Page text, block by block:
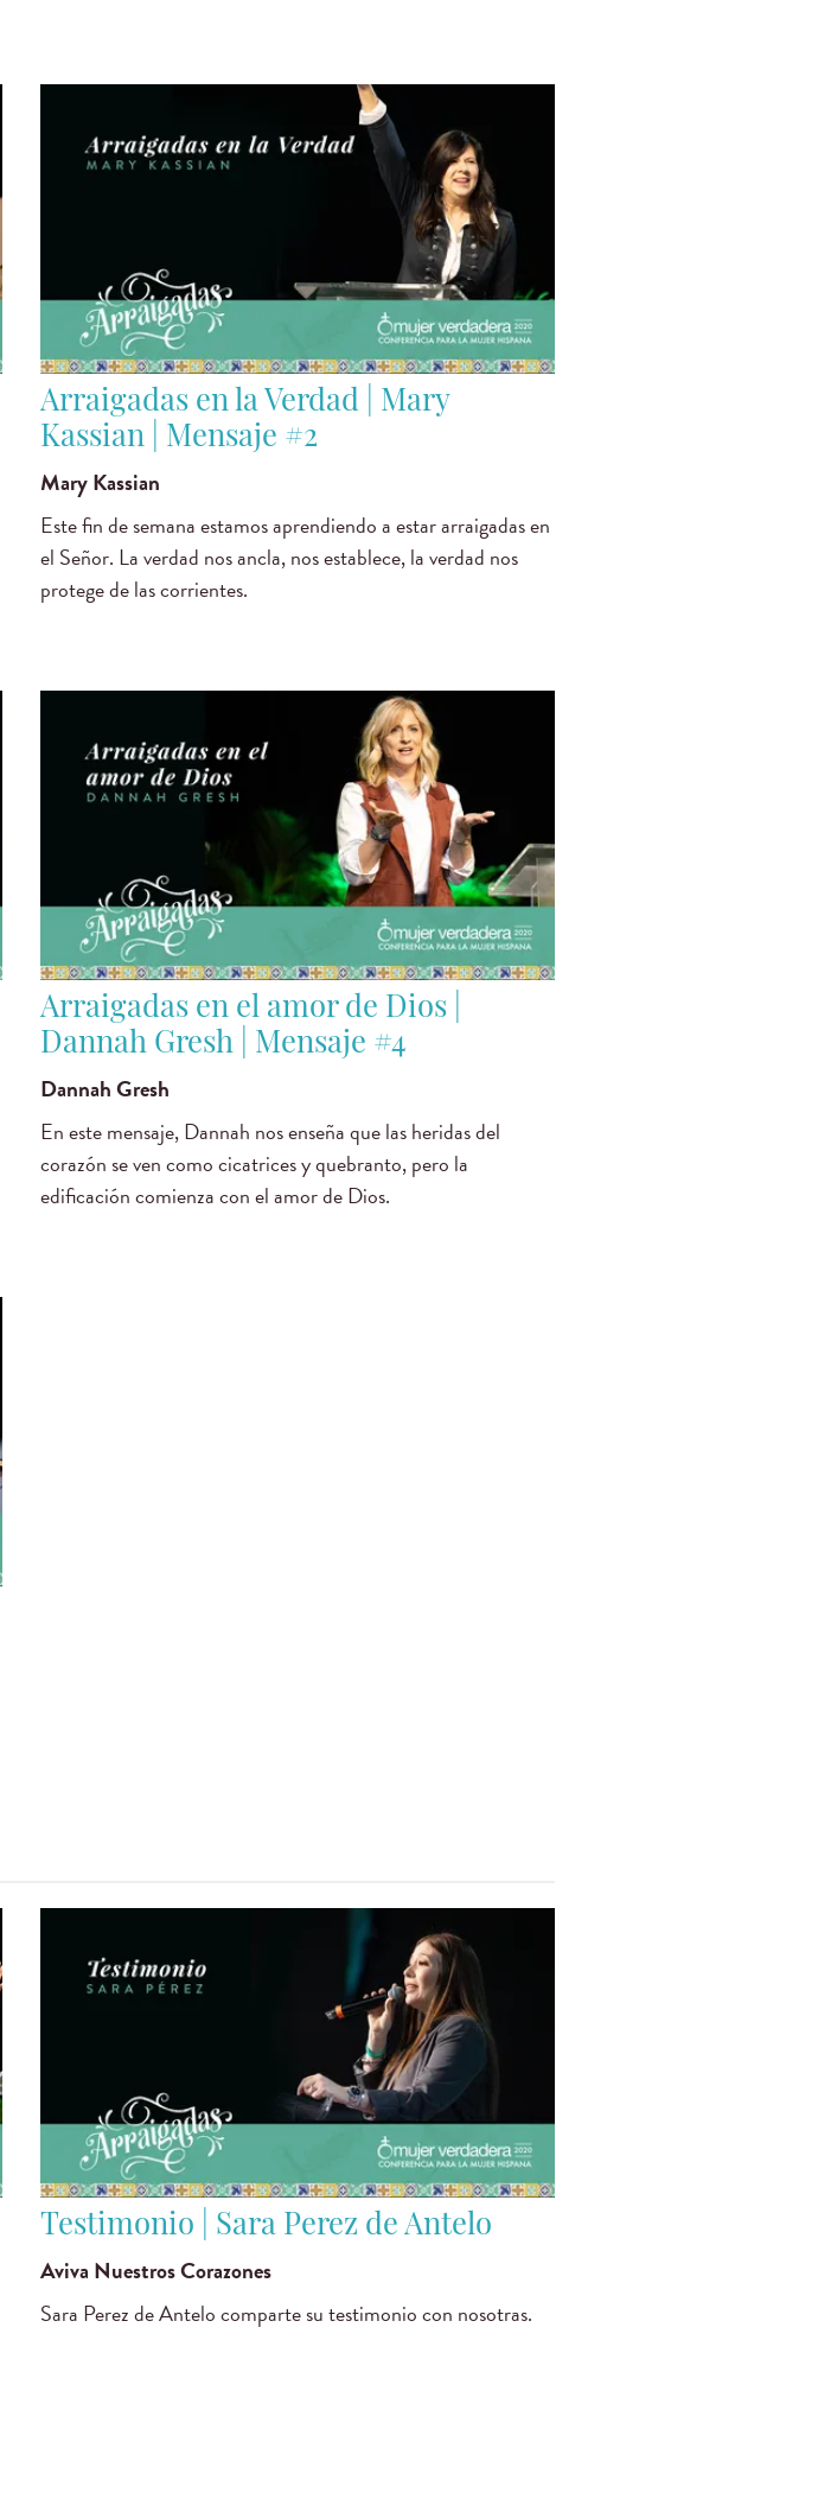
Arraigadas en la Verdad | Mary
Kassian | Mensaje #2
Mary Kassian
Este fin de semana estamos aprendiendo a estar arraigadas en
el Señor. La verdad nos ancla, nos establece, la verdad nos
protege de las corrientes.
Arraigadas en el amor de Dios |
Dannah Gresh | Mensaje #4
Dannah Gresh
En este mensaje, Dannah nos enseña que las heridas del
corazón se ven como cicatrices y quebranto, pero la
edificación comienza con el amor de Dios.
Testimonio | Sara Perez de Antelo
Aviva Nuestros Corazones
Sara Perez de Antelo comparte su testimonio con nosotras.